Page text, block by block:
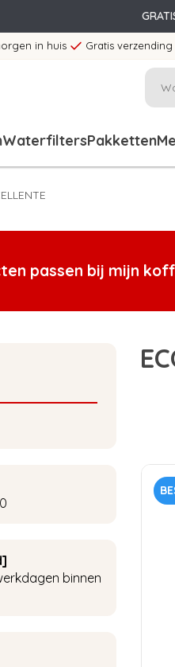
in huis Gratis
WaterfiltersPakketten
passen bij mijn
binnen